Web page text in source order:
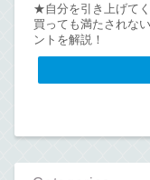
★自分を引き上げて
買っても満たされな
ントを解説！